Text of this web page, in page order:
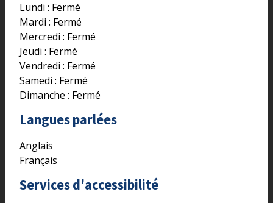
Lundi : Fermé
Mardi : Fermé
Mercredi : Fermé
Jeudi : Fermé
Vendredi : Fermé
Samedi : Fermé
Dimanche : Fermé
Langues parlées
Anglais
Français
Services d'accessibilité